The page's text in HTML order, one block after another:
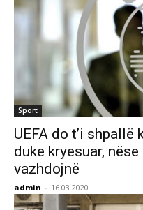
Sport
UEFA do t’i
duke kryesuar,
vazhdojnë
admin - 16.03.2020